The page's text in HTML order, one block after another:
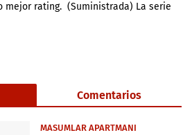
mejor rating. (Suministrada) La serie
Comentarios
MASUMLAR APARTMANI